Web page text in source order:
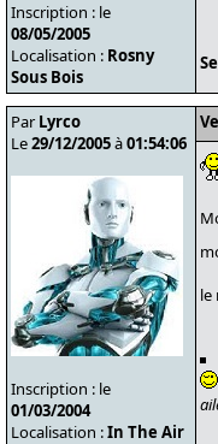
Inscription : le
08/05/2005
Localisation : Rosny
Sous Bois
Par Lyrco
Le29/12/2005à01:54:06
Inscription : le
01/03/2004
Localisation :In The Air
le